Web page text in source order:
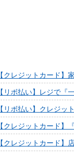
【クレジットカード】
【リボ払い】レジで『
【リボ払い】クレジ
【クレジットカード
【クレジットカード